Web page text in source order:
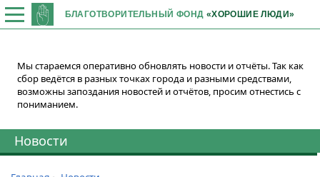
БЛАГОТВОРИТЕЛЬНЫЙ ФОНД «ХОРОШИЕ ЛЮДИ»
Мы стараемся оперативно обновлять новости и отчёты. Так как
сбор ведётся в разных точках города и разными средствами,
возможны запоздания новостей и отчётов, просим отнестись с
пониманием.
Новости